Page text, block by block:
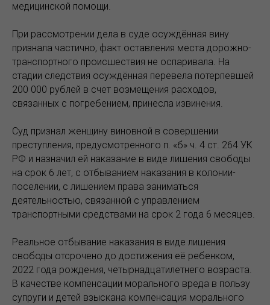
медицинской помощи.
При рассмотрении дела в суде осуждённая вину
признала частично, факт оставления места дорожно-
транспортного происшествия не оспаривала. На
стадии следствия осуждённая перевела потерпевшей
200 000 рублей в счет возмещения расходов,
связанных с погребением, принесла извинения.
Суд признал женщину виновной в совершении
преступления, предусмотренного п. «б» ч. 4 ст. 264 УК
РФ и назначил ей наказание в виде лишения свободы
на срок 6 лет, с отбыванием наказания в колонии-
поселении, с лишением права заниматься
деятельностью, связанной с управлением
транспортными средствами на срок 2 года 6 месяцев.
Реальное отбывание наказания в виде лишения
свободы отсрочено до достижения её ребенком,
2022 года рождения, четырнадцатилетнего возраста.
В качестве компенсации морального вреда в пользу
супруги и детей взыскана компенсация морального